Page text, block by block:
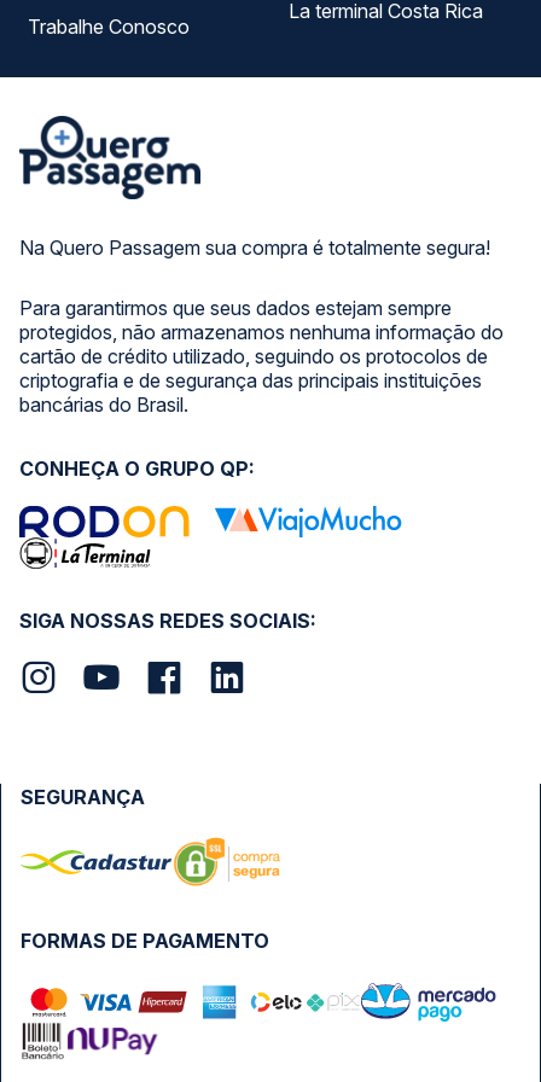
Na Quero Passagem sua compra é totalmente segura!
Para garantirmos que seus dados estejam sempre
protegidos, não armazenamos nenhuma informação do
cartão de crédito utilizado, seguindo os protocolos de
criptografia e de segurança das principais instituições
bancárias do Brasil.
Trabalhe Conosco
La terminal Costa Rica
SIGA NOSSAS REDES SOCIAIS:
CONHEÇA O GRUPO QP:
FORMAS DE PAGAMENTO
SEGURANÇA